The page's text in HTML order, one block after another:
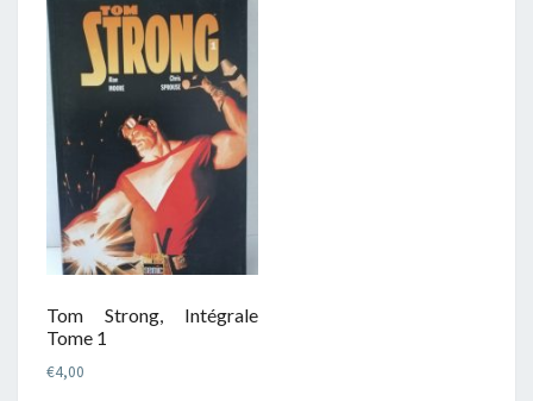
Tom Strong, Intégrale
Tome 1
€4,00